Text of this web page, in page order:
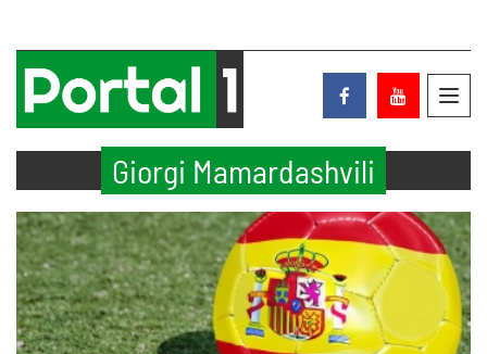
Giorgi Mamardashvili